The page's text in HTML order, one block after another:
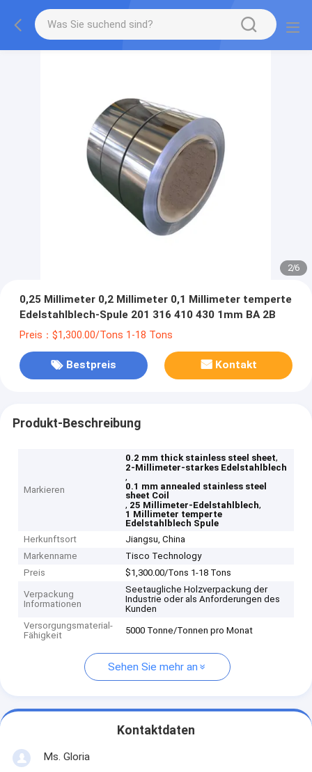
2/6
0,25 Millimeter 0,2 Millimeter 0,1 Millimeter temperte
Edelstahlblech-Spule 201 316 410 430 1mm BA 2B
Preis：$1,300.00/Tons 1-18 Tons
Bestpreis Kontakt
Produkt-Beschreibung
Markieren
0.2 mm thick stainless steel sheet,
2-Millimeter-starkes Edelstahlblech
,
0.1 mm annealed stainless steel
sheet Coil
, 25 Millimeter-Edelstahlblech,
1 Millimeter temperte
Edelstahlblech Spule
Herkunftsort
Jiangsu, China
Markenname
Tisco Technology
Preis
$1,300.00/Tons 1-18 Tons
Verpackung
Informationen
Seetaugliche Holzverpackung der
Industrie oder als Anforderungen des
Kunden
Versorgungsmaterial-
Fähigkeit
5000 Tonne/Tonnen pro Monat
Sehen Sie mehr an
Kontaktdaten
Ms. Gloria